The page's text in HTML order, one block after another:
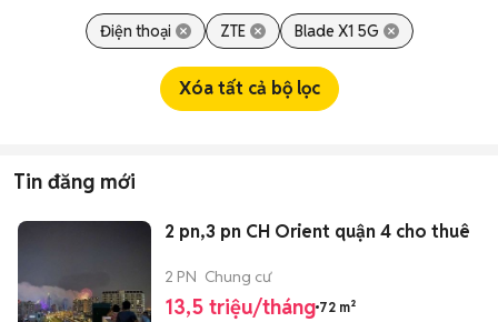
Điện thoại ZTE Blade X1 5G
Xóa tất cả bộ lọc
Tin đăng mới
2 pn,3 pn CH Orient quận 4 cho thuê
2 PN Chung cư
13,5 triệu/tháng 72 m²